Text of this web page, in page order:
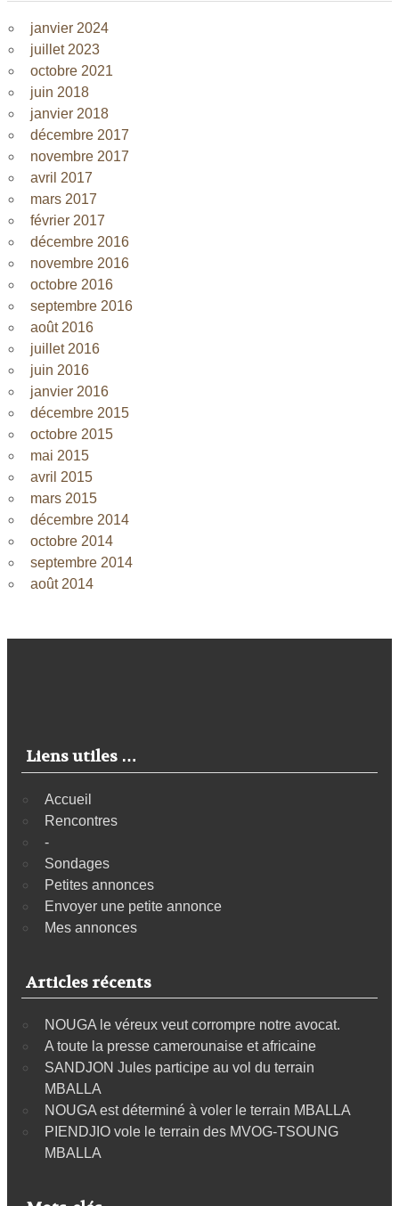
janvier 2024
juillet 2023
octobre 2021
juin 2018
janvier 2018
décembre 2017
novembre 2017
avril 2017
mars 2017
février 2017
décembre 2016
novembre 2016
octobre 2016
septembre 2016
août 2016
juillet 2016
juin 2016
janvier 2016
décembre 2015
octobre 2015
mai 2015
avril 2015
mars 2015
décembre 2014
octobre 2014
septembre 2014
août 2014
Liens utiles …
Accueil
Rencontres
-
Sondages
Petites annonces
Envoyer une petite annonce
Mes annonces
Articles récents
NOUGA le véreux veut corrompre notre avocat.
A toute la presse camerounaise et africaine
SANDJON Jules participe au vol du terrain
MBALLA
NOUGA est déterminé à voler le terrain MBALLA
PIENDJIO vole le terrain des MVOG-TSOUNG
MBALLA